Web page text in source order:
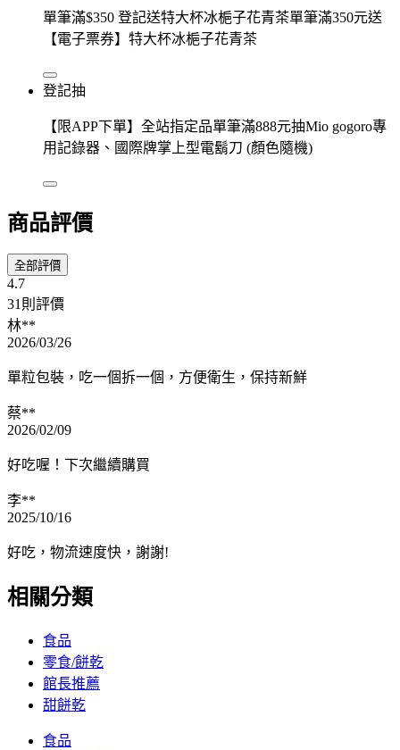
單筆滿$350 登記送特大杯冰梔子花青茶單筆滿350元送
【電子票券】特大杯冰梔子花青茶
登記抽
【限APP下單】全站指定品單筆滿888元抽Mio gogoro專
用記錄器、國際牌掌上型電鬍刀 (顏色隨機)
商品評價
全部評價
4.7
31則評價
林**
2026/03/26
單粒包裝，吃一個拆一個，方便衛生，保持新鮮
蔡**
2026/02/09
好吃喔！下次繼續購買
李**
2025/10/16
好吃，物流速度快，謝謝!
相關分類
食品
零食/餅乾
館長推薦
甜餅乾
食品